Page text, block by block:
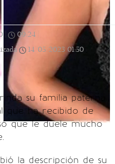
09:24
14/05/2023 01:50
su familia paterna
que ha recibido de
que le duele mucho
la descripción de su